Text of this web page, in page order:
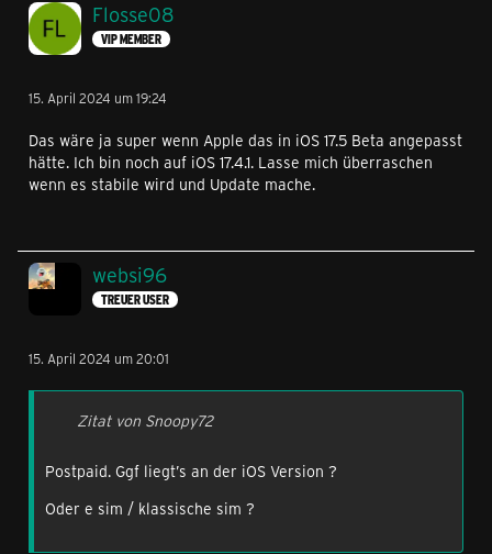
Flosse08
VIP MEMBER
15. April 2024 um 19:24
Das wäre ja super wenn Apple das in iOS 17.5 Beta angepasst
hätte. Ich bin noch auf iOS 17.4.1. Lasse mich überraschen
wenn es stabile wird und Update mache.
websi96
TREUER USER
15. April 2024 um 20:01
Zitat von Snoopy72
Postpaid. Ggf liegt’s an der iOS Version ?
Oder e sim / klassische sim ?